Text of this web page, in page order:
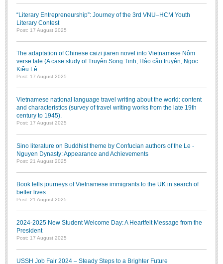
“Literary Entrepreneurship”: Journey of the 3rd VNU–HCM Youth
Literary Contest
Post: 17 August 2025
The adaptation of Chinese caizi jiaren novel into Vietnamese Nôm
verse tale (A case study of Truyện Song Tinh, Hảo cầu truyện, Ngọc
Kiều Lê
Post: 17 August 2025
Vietnamese national language travel writing about the world: content
and characteristics (survey of travel writing works from the late 19th
century to 1945).
Post: 17 August 2025
Sino literature on Buddhist theme by Confucian authors of the Le -
Nguyen Dynasty: Appearance and Achievements
Post: 21 August 2025
Book tells journeys of Vietnamese immigrants to the UK in search of
better lives
Post: 21 August 2025
2024-2025 New Student Welcome Day: A Heartfelt Message from the
President
Post: 17 August 2025
USSH Job Fair 2024 – Steady Steps to a Brighter Future